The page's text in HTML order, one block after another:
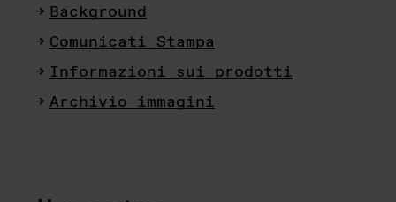
Background
Comunicati Stampa
Informazioni sui prodotti
Archivio immagini